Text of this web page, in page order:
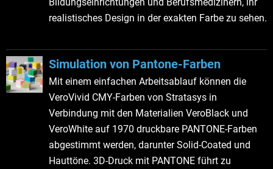
realistisches Design in der exakten Farbe zu sehen.
Simulation von Pantone-Farben
Mit einem einfachen Arbeitsablauf können die
VeroVivid CMY-Farben von Stratasys in
Verbindung mit den Materialien VeroBlack und
VeroWhite auf 1970 druckbare PANTONE-Farben
abgestimmt werden, darunter Solid-Coated und
Hauttöne. 3D-Druck mit PANTONE führt zu